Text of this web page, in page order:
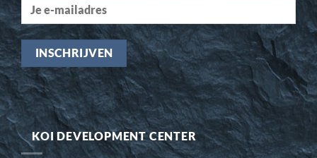
KOI DEVELOPMENT CENTER